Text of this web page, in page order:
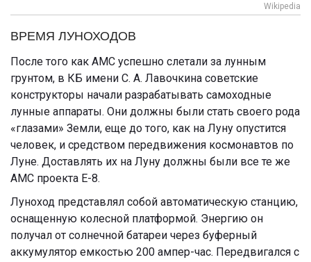
Wikipedia
ВРЕМЯ ЛУНОХОДОВ
После того как АМС успешно слетали за лунным
грунтом, в КБ имени С. А. Лавочкина советские
конструкторы начали разрабатывать самоходные
лунные аппараты. Они должны были стать своего рода
«глазами» Земли, еще до того, как на Луну опустится
человек, и средством передвижения космонавтов по
Луне. Доставлять их на Луну должны были все те же
АМС проекта Е-8.
Луноход представлял собой автоматическую станцию,
оснащенную колесной платформой. Энергию он
получал от солнечной батареи через буферный
аккумулятор емкостью 200 ампер-час. Передвигался с